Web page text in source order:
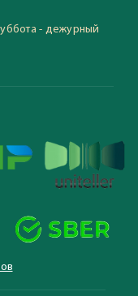
- дежурный